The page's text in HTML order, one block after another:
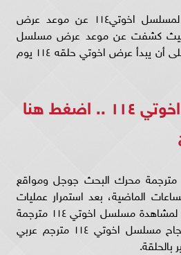
وكشفت الشركة المنتجة لمسلسل اخوتي١١٤ عن موعد عرض
حيث كشفت عن موعد عرض مسلسل
اخوتي الموسم الرابع 20 على أن يبدأ عرض اخوتي حلقه ١١٤ يوم
١١٤ ..
اضغط هنا
احتل مسلسل اخوتي ١١٤ مترجمة محرك البحث جوجل ومواقع
الماضية، بعد استمرار عمليات
البحث من جانب المتابعين لمشاهدة مسلسل اخوتي ١١٤ مترجمة
قصة عشق كاملة، بعد نجاح مسلسل اخوتي ١١٤ مترجم عربي